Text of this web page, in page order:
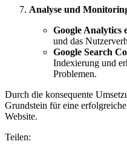
Analyse und
Google Analytics
und das
Google Search
Indexierung und
Problemen.
Durch die konsequente
Grundstein für eine
Website.
Teilen: